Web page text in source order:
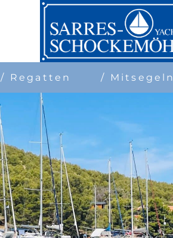
/ Regatten / Mitsegeln